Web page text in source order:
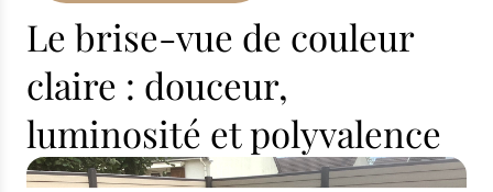
Le brise-vue de couleur
claire : douceur,
luminosité et polyvalence